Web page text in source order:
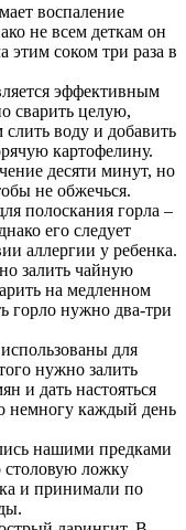
воспаление
не всем деткам он
этим соком три раза в
эффективным
сварить целую,
воду и добавить
картофелину.
десяти минут, но
не обжечься.
полоскания горла –
его следует
аллергии у ребенка.
залить чайную
на медленном
горло нужно два-три
для
нужно залить
и дать настояться
немногу каждый день
нашими предками
столовую ложку
и принимали по